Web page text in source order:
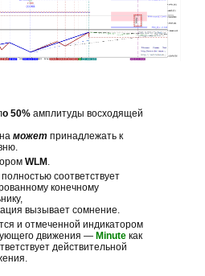
о 50% амплитуды восходящей
может принадлежать к
WLM
соответствует
конечному
вызывает сомнение.
и отмеченной индикатором
движения — Minute как
действительной